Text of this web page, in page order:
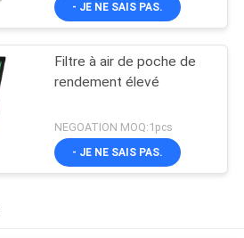
- JE NE SAIS PAS.
Filtre à air de poche de
rendement élevé
NEGOATION MOQ:1pcs
- JE NE SAIS PAS.